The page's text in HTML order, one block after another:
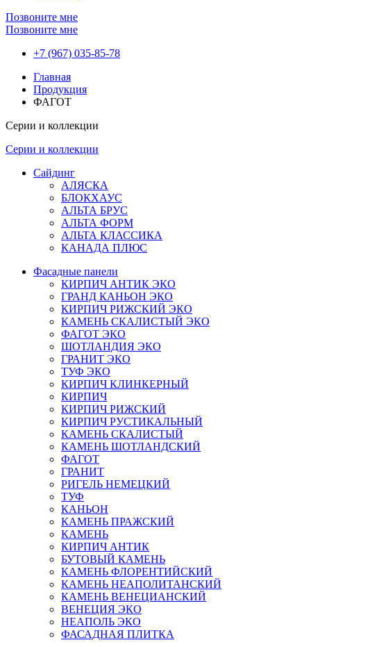
Позвоните мне
Позвоните мне
+7 (967) 035-85-78
Главная
Продукция
ФАГОТ
Серии и коллекции
Серии и коллекции
Сайдинг
АЛЯСКА
БЛОКХАУС
АЛЬТА БРУС
АЛЬТА ФОРМ
АЛЬТА КЛАССИКА
КАНАДА ПЛЮС
Фасадные панели
КИРПИЧ АНТИК ЭКО
ГРАНД КАНЬОН ЭКО
КИРПИЧ РИЖСКИЙ ЭКО
КАМЕНЬ СКАЛИСТЫЙ ЭКО
ФАГОТ ЭКО
ШОТЛАНДИЯ ЭКО
ГРАНИТ ЭКО
ТУФ ЭКО
КИРПИЧ КЛИНКЕРНЫЙ
КИРПИЧ
КИРПИЧ РИЖСКИЙ
КИРПИЧ РУСТИКАЛЬНЫЙ
КАМЕНЬ СКАЛИСТЫЙ
КАМЕНЬ ШОТЛАНДСКИЙ
ФАГОТ
ГРАНИТ
РИГЕЛЬ НЕМЕЦКИЙ
ТУФ
КАНЬОН
КАМЕНЬ ПРАЖСКИЙ
КАМЕНЬ
КИРПИЧ АНТИК
БУТОВЫЙ КАМЕНЬ
КАМЕНЬ ФЛОРЕНТИЙСКИЙ
КАМЕНЬ НЕАПОЛИТАНСКИЙ
КАМЕНЬ ВЕНЕЦИАНСКИЙ
ВЕНЕЦИЯ ЭКО
НЕАПОЛЬ ЭКО
ФАСАДНАЯ ПЛИТКА